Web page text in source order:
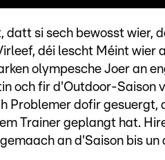
datt si sech bewosst wier,
déi lescht Méint wier
olympesche Joer an
och fir d'Outdoor-Saison
Problemer dofir gesuergt,
Trainer geplangt hat.
an d'Saison bis un